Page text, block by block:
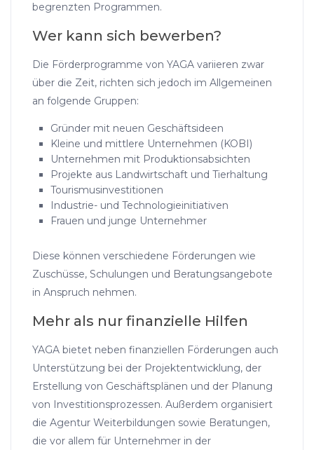
begrenzten Programmen.
Wer kann sich bewerben?
Die Förderprogramme von YAGA variieren zwar
über die Zeit, richten sich jedoch im Allgemeinen
an folgende Gruppen:
Gründer mit neuen Geschäftsideen
Kleine und mittlere Unternehmen (KOBI)
Unternehmen mit Produktionsabsichten
Projekte aus Landwirtschaft und Tierhaltung
Tourismusinvestitionen
Industrie- und Technologieinitiativen
Frauen und junge Unternehmer
Diese können verschiedene Förderungen wie
Zuschüsse, Schulungen und Beratungsangebote
in Anspruch nehmen.
Mehr als nur finanzielle Hilfen
YAGA bietet neben finanziellen Förderungen auch
Unterstützung bei der Projektentwicklung, der
Erstellung von Geschäftsplänen und der Planung
von Investitionsprozessen. Außerdem organisiert
die Agentur Weiterbildungen sowie Beratungen,
die vor allem für Unternehmer in der